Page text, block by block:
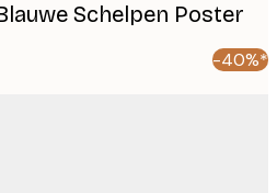
Schelpen Poster
-40%*